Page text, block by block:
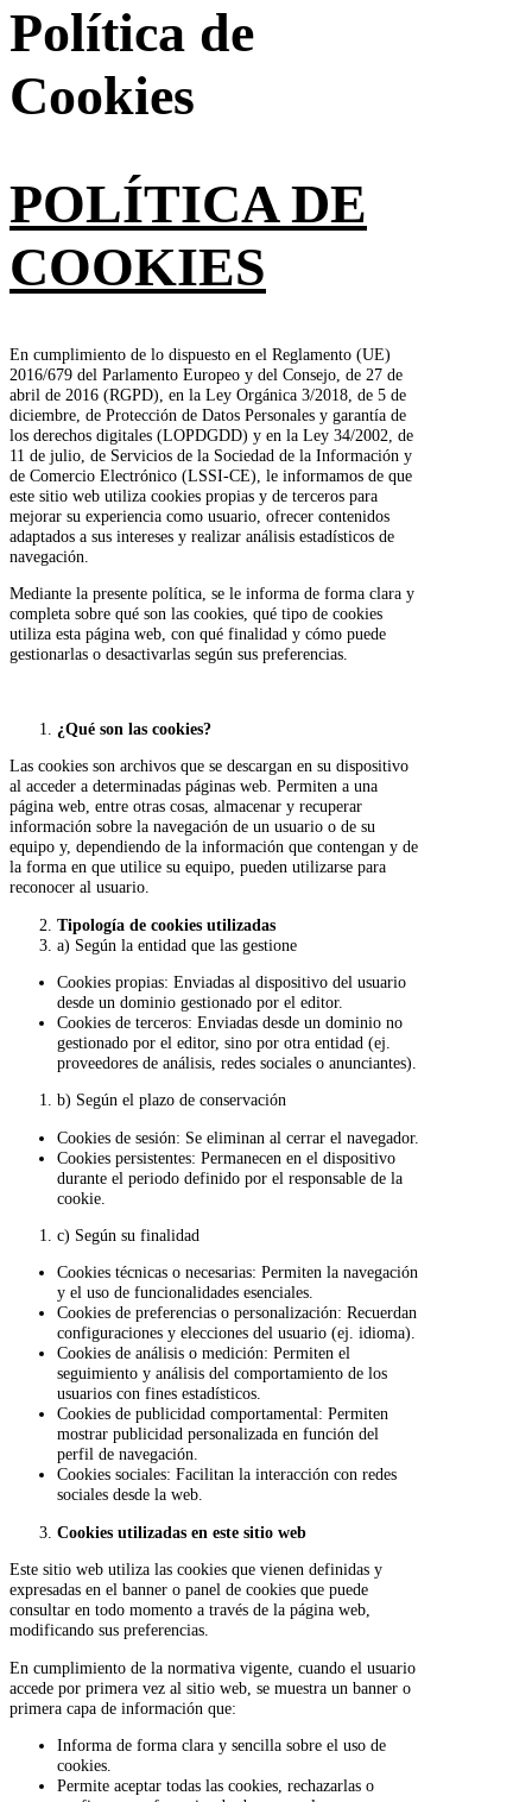
Política de
Cookies
POLÍTICA DE
COOKIES
En cumplimiento de lo dispuesto en el Reglamento (UE)
2016/679 del Parlamento Europeo y del Consejo, de 27 de
abril de 2016 (RGPD), en la Ley Orgánica 3/2018, de 5 de
diciembre, de Protección de Datos Personales y garantía de
los derechos digitales (LOPDGDD) y en la Ley 34/2002, de
11 de julio, de Servicios de la Sociedad de la Información y
de Comercio Electrónico (LSSI-CE), le informamos de que
este sitio web utiliza cookies propias y de terceros para
mejorar su experiencia como usuario, ofrecer contenidos
adaptados a sus intereses y realizar análisis estadísticos de
navegación.
Mediante la presente política, se le informa de forma clara y
completa sobre qué son las cookies, qué tipo de cookies
utiliza esta página web, con qué finalidad y cómo puede
gestionarlas o desactivarlas según sus preferencias.
¿Qué son las cookies?
Las cookies son archivos que se descargan en su dispositivo
al acceder a determinadas páginas web. Permiten a una
página web, entre otras cosas, almacenar y recuperar
información sobre la navegación de un usuario o de su
equipo y, dependiendo de la información que contengan y de
la forma en que utilice su equipo, pueden utilizarse para
reconocer al usuario.
Tipología de cookies utilizadas
a) Según la entidad que las gestione
Cookies propias: Enviadas al dispositivo del usuario
desde un dominio gestionado por el editor.
Cookies de terceros: Enviadas desde un dominio no
gestionado por el editor, sino por otra entidad (ej.
proveedores de análisis, redes sociales o anunciantes).
b) Según el plazo de conservación
Cookies de sesión: Se eliminan al cerrar el navegador.
Cookies persistentes: Permanecen en el dispositivo
durante el periodo definido por el responsable de la
cookie.
c) Según su finalidad
Cookies técnicas o necesarias: Permiten la navegación
y el uso de funcionalidades esenciales.
Cookies de preferencias o personalización: Recuerdan
configuraciones y elecciones del usuario (ej. idioma).
Cookies de análisis o medición: Permiten el
seguimiento y análisis del comportamiento de los
usuarios con fines estadísticos.
Cookies de publicidad comportamental: Permiten
mostrar publicidad personalizada en función del
perfil de navegación.
Cookies sociales: Facilitan la interacción con redes
sociales desde la web.
Cookies utilizadas en este sitio web
Este sitio web utiliza las cookies que vienen definidas y
expresadas en el banner o panel de cookies que puede
consultar en todo momento a través de la página web,
modificando sus preferencias.
En cumplimiento de la normativa vigente, cuando el usuario
accede por primera vez al sitio web, se muestra un banner o
primera capa de información que:
Informa de forma clara y sencilla sobre el uso de
cookies.
Permite aceptar todas las cookies, rechazarlas o